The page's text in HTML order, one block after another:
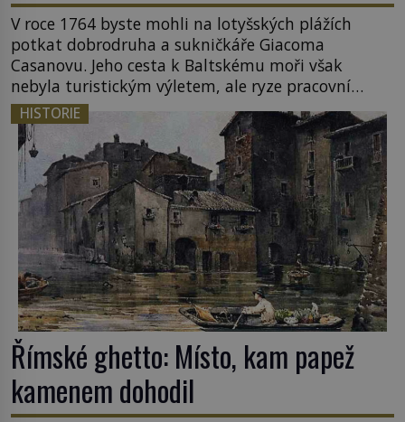
V roce 1764 byste mohli na lotyšských plážích
potkat dobrodruha a sukničkáře Giacoma
Casanovu. Jeho cesta k Baltskému moři však
nebyla turistickým výletem, ale ryze pracovní
cestou se zištnými úmysly. Jaký cíl Casanova
sledoval, když se například procházel uličkami
lotyšské Rigy? Casanova v Pobaltí kontaktoval
tamní zednářské lóže. Nebyl v této oblasti žádným
nováčkem, protože do zednářské […]
HISTORIE
Římské ghetto: Místo, kam papež
kamenem dohodil